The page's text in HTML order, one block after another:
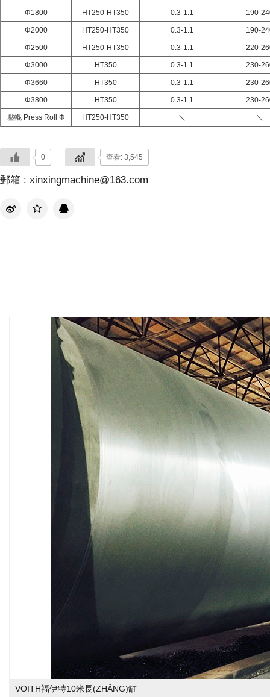
Φ1800 HT250-HT350 0.3-1.1 190-
Φ2000 HT250-HT350 0.3-1.1 190-
Φ2500 HT250-HT350 0.3-1.1 220-
Φ3000 HT350 0.3-1.1 230-
Φ3660 HT350 0.3-1.1 230-
Φ3800 HT350 0.3-1.1 230-
壓輥 Press Roll Φ HT250-HT350 ＼ ＼
0 查看: 3,545
郵箱 : xinxingmachine@163.com
VOITH福伊特10米長(ZHǍNG)缸